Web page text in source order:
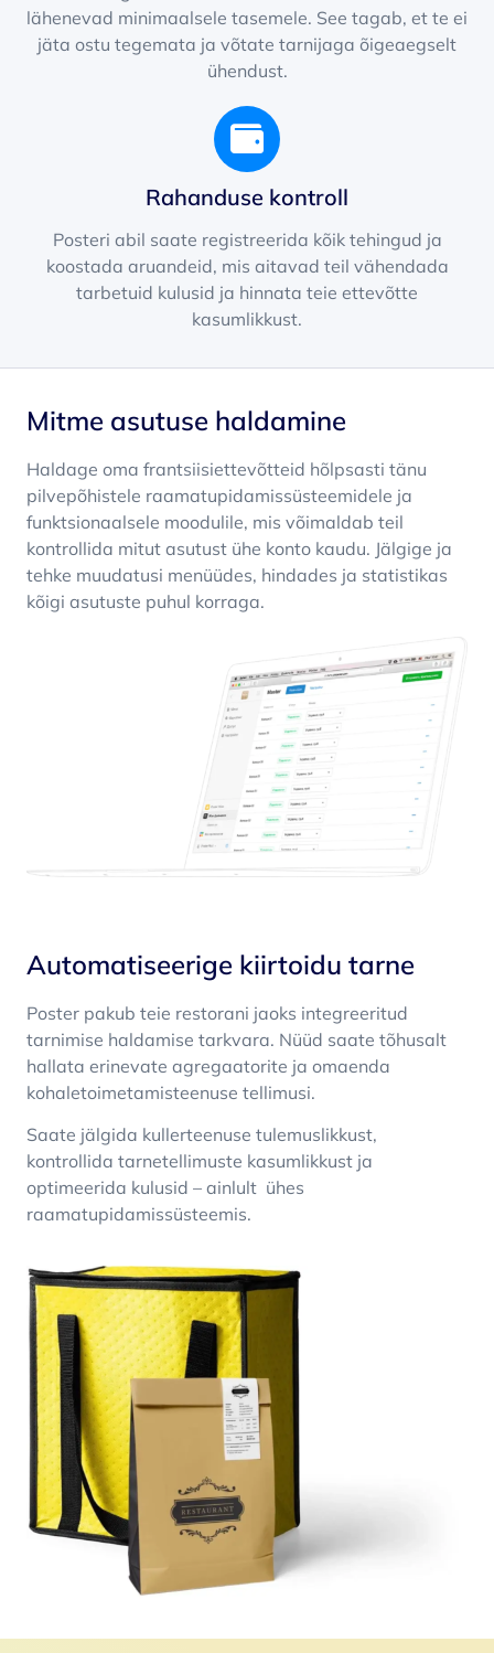
lähenevad minimaalsele tasemele. See tagab, et te ei
jäta ostu tegemata ja võtate tarnijaga õigeaegselt
ühendust.
Rahanduse kontroll
Posteri abil saate registreerida kõik tehingud ja
koostada aruandeid, mis aitavad teil vähendada
tarbetuid kulusid ja hinnata teie ettevõtte
kasumlikkust.
Mitme asutuse haldamine
Haldage oma frantsiisiettevõtteid hõlpsasti tänu
pilvepõhistele raamatupidamissüsteemidele ja
funktsionaalsele moodulile, mis võimaldab teil
kontrollida mitut asutust ühe konto kaudu. Jälgige ja
tehke muudatusi menüüdes, hindades ja statistikas
kõigi asutuste puhul korraga.
Automatiseerige kiirtoidu tarne
Poster pakub teie restorani jaoks integreeritud
tarnimise haldamise tarkvara. Nüüd saate tõhusalt
hallata erinevate agregaatorite ja omaenda
kohaletoimetamisteenuse tellimusi.
Saate jälgida kullerteenuse tulemuslikkust,
kontrollida tarnetellimuste kasumlikkust ja
optimeerida kulusid – ainlult ühes
raamatupidamissüsteemis.